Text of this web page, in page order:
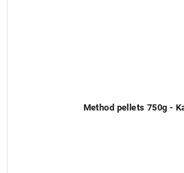
Method pellets 750g -